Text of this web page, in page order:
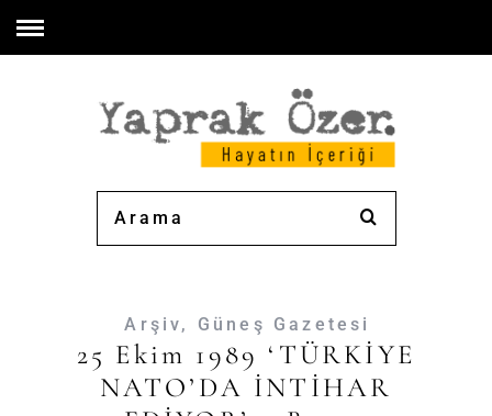
Arşiv, Güneş Gazetesi
25 Ekim 1989 ‘TÜRKİYE
NATO’DA İNTİHAR